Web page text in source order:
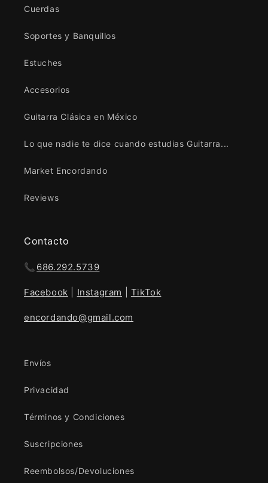
Cuerdas
Soportes y Banquillos
Estuches
Accesorios
Guitarra Clásica en México
Lo que nadie te dice cuando estudias Guitarra...
Market Encordando
Reviews
Contacto
📞 686.292.5739
Facebook Instagram TikTok
encordando@gmail.com
Envíos
Privacidad
Términos y Condiciones
Suscripciones
Reembolsos/Devoluciones